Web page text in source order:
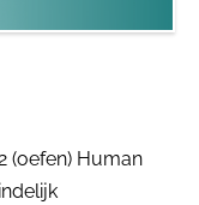
(oefen) Human